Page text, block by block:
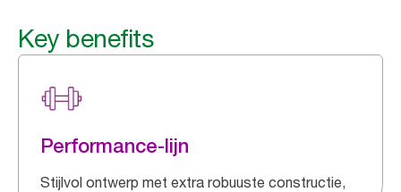
Key benefits
Performance-lijn
Stijlvol ontwerp met extra robuuste constructie,